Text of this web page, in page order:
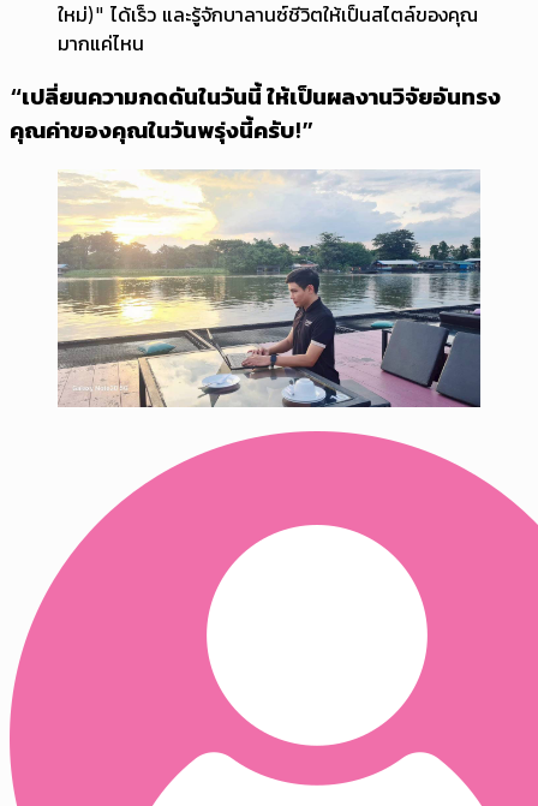
ใหม่)" ได้เร็ว และรู้จักบาลานซ์ชีวิตให้เป็นสไตล์ของคุณ
มากแค่ไหน
“เปลี่ยนความกดดันในวันนี้ ให้เป็นผลงานวิจัยอันทรง
คุณค่าของคุณในวันพรุ่งนี้ครับ!”